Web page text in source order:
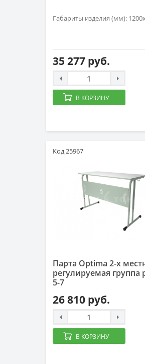
Габариты изделия (мм):
35 277 руб.
В КОРЗИНУ
Код 25967
Парта Optima 2-х
регулируемая группа
5-7
26 810 руб.
В КОРЗИНУ